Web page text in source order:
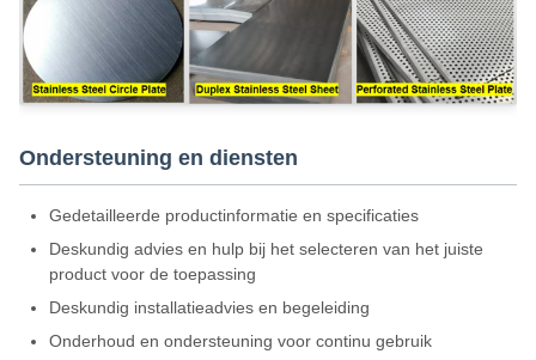
Ondersteuning en diensten
Gedetailleerde productinformatie en specificaties
Deskundig advies en hulp bij het selecteren van het juiste
product voor de toepassing
Deskundig installatieadvies en begeleiding
Onderhoud en ondersteuning voor continu gebruik